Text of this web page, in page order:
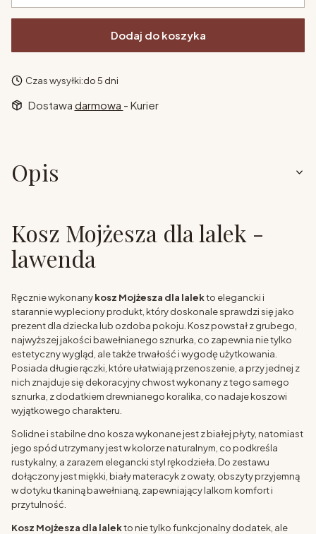
Dodaj do koszyka
Czas wysyłki:do 5 dni
Dostawa darmowa - Kurier
Opis
Kosz Mojżesza dla lalek -
lawenda
Ręcznie wykonanykosz Mojżesza dla lalekto elegancki i
starannie wypleciony produkt, który doskonale sprawdzi się jako
prezent dla dziecka lub ozdoba pokoju. Kosz powstał z grubego,
najwyższej jakości bawełnianego sznurka, co zapewnia nie tylko
estetyczny wygląd, ale także trwałość i wygodę użytkowania.
Posiada długie rączki, które ułatwiają przenoszenie, a przy jednej z
nich znajduje się dekoracyjny chwost wykonany z tego samego
sznurka, z dodatkiem drewnianego koralika, co nadaje koszowi
wyjątkowego charakteru.
Solidne i stabilne dno kosza wykonane jest z białej płyty, natomiast
jego spód utrzymany jest w kolorze naturalnym, co podkreśla
rustykalny, a zarazem elegancki styl rękodzieła. Do zestawu
dołączony jest miękki, biały materacyk z owaty, obszyty przyjemną
w dotyku tkaniną bawełnianą, zapewniający lalkom komfort i
przytulność.
Kosz Mojżesza dla lalekto nie tylko funkcjonalny dodatek, ale